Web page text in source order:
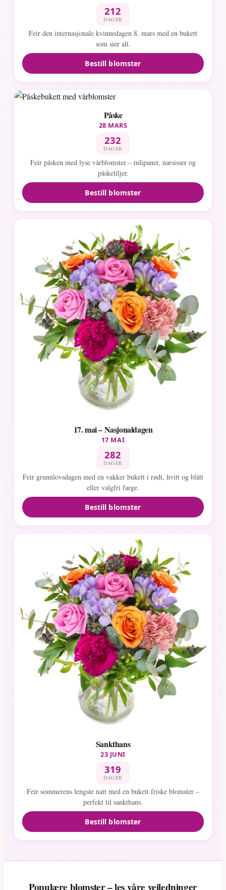
212
DAGER
Feir den internasjonale kvinnedagen 8. mars med en bukett
som sier alt.
Bestill blomster
Påske
28 MARS
232
DAGER
Feir påsken med lyse vårblomster – tulipaner, narsisser og
påskeliljer.
Bestill blomster
17. mai – Nasjonaldagen
17 MAI
282
DAGER
Feir grunnlovsdagen med en vakker bukett i rødt, hvitt og blått
eller valgfri farge.
Bestill blomster
Sankthans
23 JUNI
319
DAGER
Feir sommerens lengste natt med en bukett friske blomster –
perfekt til sankthans.
Bestill blomster
Populære blomster – les våre veiledninger